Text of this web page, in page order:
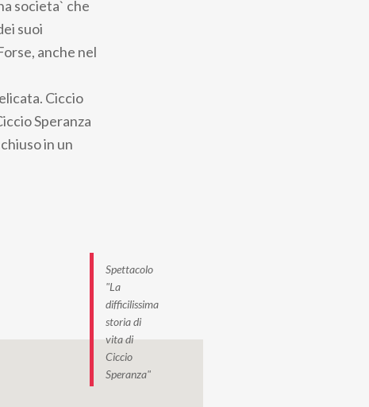
societa` che
suoi
anche nel
Ciccio
Speranza
in un
Spettacolo
"La
difficilissima
storia di
vita di
Ciccio
Speranza"